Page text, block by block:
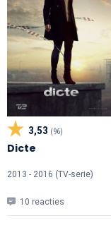
3,53 (96)
Dicte
2013 - 2016 (TV-serie)
10 reacties